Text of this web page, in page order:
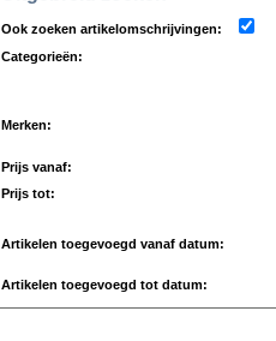
Ook zoeken artikelomschrijvingen:
Categorieën:
Merken:
Prijs vanaf:
Prijs tot:
Artikelen toegevoegd vanaf datum:
Artikelen toegevoegd tot datum: